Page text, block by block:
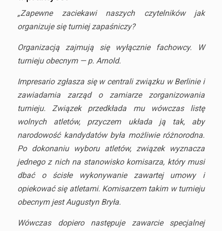
„Zapewne zaciekawi naszych czytelników jak
organizuje się turniej zapaśniczy?
Organizacją zajmują się wyłącznie fachowcy. W
turnieju obecnym — p. Arnold.
Impresario zgłasza się w centrali związku w Berlinie i
zawiadamia zarząd o zamiarze zorganizowania
turnieju. Związek przedkłada mu wówczas listę
wolnych atletów, przyczem układa ją tak, aby
narodowość kandydatów była możliwie różnorodna.
Po dokonaniu wyboru atletów, związek wyznacza
jednego z nich na stanowisko komisarza, który musi
dbać o ścisłe wykonywanie zawartej umowy i
opiekować się atletami. Komisarzem takim w turnieju
obecnym jest Augustyn Bryła.
Wówczas dopiero następuje zawarcie specjalnej